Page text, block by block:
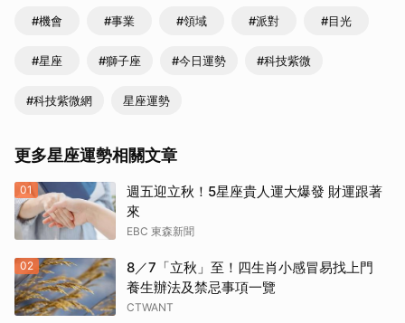
#機會 #事業 #領域 #派對 #目光
#星座 #獅子座 #今日運勢 #科技紫微
#科技紫微網 星座運勢
更多星座運勢相關文章
01
週五迎立秋！5星座貴人運大爆發 財運跟著
來
EBC 東森新聞
02
8／7「立秋」至！四生肖小感冒易找上門
養生辦法及禁忌事項一覽
CTWANT